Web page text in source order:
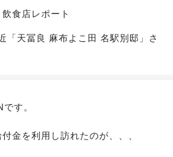
飲食店レポート
「天冨良 麻布よこ田 名駅別邸」さ
す。
金を利用し訪れたのが、、、